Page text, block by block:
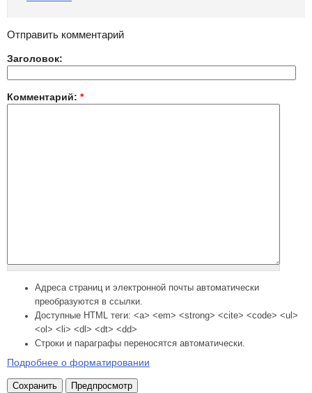
Отправить комментарий
Заголовок:
Комментарий: *
Адреса страниц и электронной почты автоматически
преобразуются в ссылки.
Доступные HTML теги: <a> <em> <strong> <cite> <code> <ul>
<ol> <li> <dl> <dt> <dd>
Строки и параграфы переносятся автоматически.
Подробнее о форматировании